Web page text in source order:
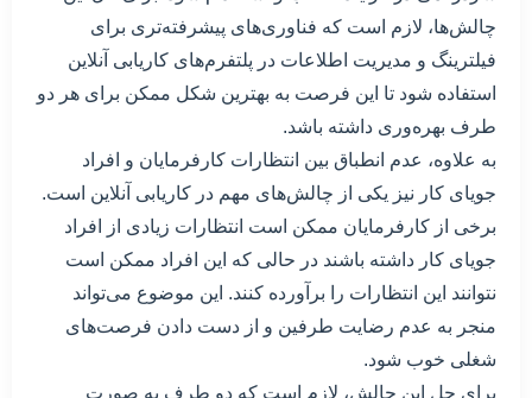
چالش‌ها، لازم است که فناوری‌های پیشرفته‌تری برای
فیلترینگ و مدیریت اطلاعات در پلتفرم‌های کاریابی آنلاین
استفاده شود تا این فرصت به بهترین شکل ممکن برای هر دو
طرف بهره‌وری داشته باشد.
به علاوه، عدم انطباق بین انتظارات کارفرمایان و افراد
جویای کار نیز یکی از چالش‌های مهم در کاریابی آنلاین است.
برخی از کارفرمایان ممکن است انتظارات زیادی از افراد
جویای کار داشته باشند در حالی که این افراد ممکن است
نتوانند این انتظارات را برآورده کنند. این موضوع می‌تواند
منجر به عدم رضایت طرفین و از دست دادن فرصت‌های
شغلی خوب شود.
برای حل این چالش، لازم است که دو طرف به صورت